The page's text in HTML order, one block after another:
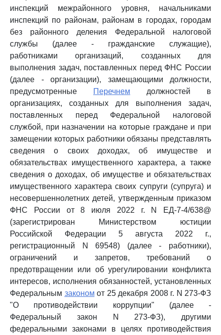
инспекций межрайонного уровня, начальниками
инспекций по районам, районам в городах, городам
без районного деления Федеральной налоговой
службы (далее - гражданские служащие),
работниками организаций, созданных для
выполнения задач, поставленных перед ФНС России
(далее - организации), замещающими должности,
предусмотренные
Перечнем должностей в
организациях, созданных для выполнения задач,
поставленных перед Федеральной налоговой
службой, при назначении на которые граждане и при
замещении которых работники обязаны представлять
сведения о своих доходах, об имуществе и
обязательствах имущественного характера, а также
сведения о доходах, об имуществе и обязательствах
имущественного характера своих супруги (супруга) и
несовершеннолетних детей, утвержденным приказом
ФНС России от 8 июля 2022 г. N ЕД-7-4/638@
(зарегистрирован Министерством юстиции
Российской Федерации 5 августа 2022 г.,
регистрационный N 69548) (далее - работники),
ограничений и запретов, требований о
предотвращении или об урегулировании конфликта
интересов, исполнения обязанностей, установленных
Федеральным законом от 25 декабря 2008 г. N 273-ФЗ
"О противодействии коррупции" (далее -
Федеральный закон N 273-ФЗ), другими
федеральными законами в целях противодействия